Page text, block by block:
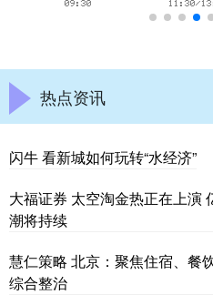
热点资讯
闪牛 看新城如何玩转“水经济”
大福证券 太空淘金热正在上演
潮将持续
慧仁策略 北京：聚焦住宿、餐
综合整治